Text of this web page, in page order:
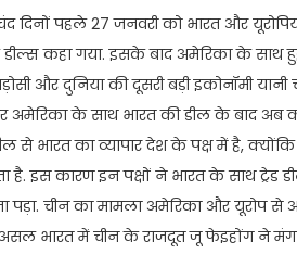
दिनों पहले 27 जनवरी को भारत और
कहा गया. इसके बाद अमेरिका के साथ
और दुनिया की दूसरी बड़ी इकोनॉमी
अमेरिका के साथ भारत की डील के बाद अब
डील से भारत का व्यापार देश के पक्ष में है,
है. इस कारण इन पक्षों ने भारत के साथ
पड़ा. चीन का मामला अमेरिका और यूरोप
भारत में चीन के राजदूत जू फेइहोंग ने